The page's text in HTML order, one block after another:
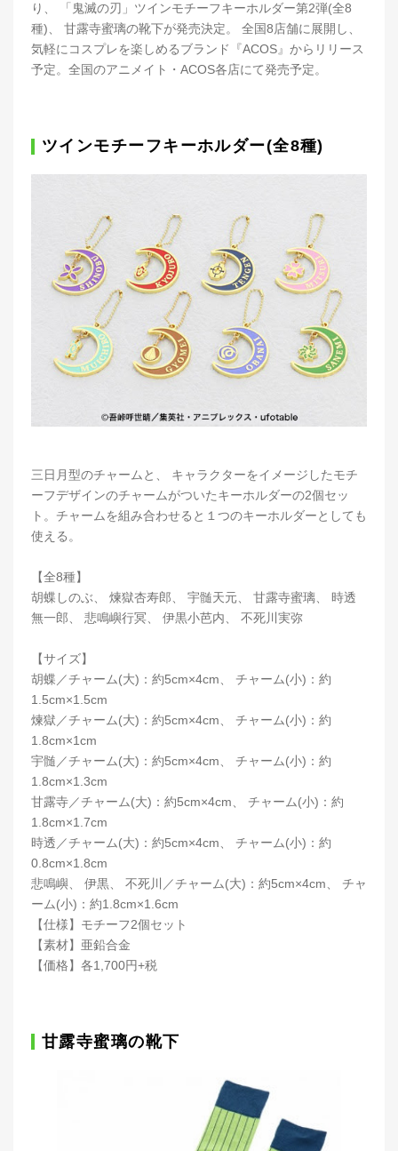
り、 「鬼滅の刃」ツインモチーフキーホルダー第2弾(全8
種)、 甘露寺蜜璃の靴下が発売決定。 全国8店舗に展開し、
気軽にコスプレを楽しめるブランド『ACOS』からリリース
予定。全国のアニメイト・ACOS各店にて発売予定。
ツインモチーフキーホルダー(全8種)
三日月型のチャームと、 キャラクターをイメージしたモチ
ーフデザインのチャームがついたキーホルダーの2個セッ
ト。チャームを組み合わせると１つのキーホルダーとしても
使える。
【全8種】
胡蝶しのぶ、 煉獄杏寿郎、 宇髄天元、 甘露寺蜜璃、 時透
無一郎、 悲鳴嶼行冥、 伊黒小芭内、 不死川実弥
【サイズ】
胡蝶／チャーム(大)：約5cm×4cm、 チャーム(小)：約
1.5cm×1.5cm
煉獄／チャーム(大)：約5cm×4cm、 チャーム(小)：約
1.8cm×1cm
宇髄／チャーム(大)：約5cm×4cm、 チャーム(小)：約
1.8cm×1.3cm
甘露寺／チャーム(大)：約5cm×4cm、 チャーム(小)：約
1.8cm×1.7cm
時透／チャーム(大)：約5cm×4cm、 チャーム(小)：約
0.8cm×1.8cm
悲鳴嶼、 伊黒、 不死川／チャーム(大)：約5cm×4cm、 チャ
ーム(小)：約1.8cm×1.6cm
【仕様】モチーフ2個セット
【素材】亜鉛合金
【価格】各1,700円+税
甘露寺蜜璃の靴下